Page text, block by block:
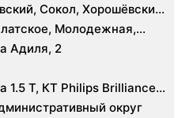
Сокол, Хорошёвский,
Парк, Северное
Мнёвники, Щукино,
Молодежная,
Полежаевская,
Щукинская, Мнёвники,
Адиля, 2
ESAOTE MYLAB TWICE
округ